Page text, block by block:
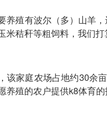
养殖有波尔（多）山羊
米秸秆等粗饲料，我们
该家庭农场占地约30余
养殖的农户提供k8体育